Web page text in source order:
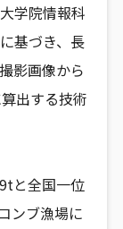
学院情報科
基づき、長
影画像から
出する技術
と全国一位
ンブ漁場に